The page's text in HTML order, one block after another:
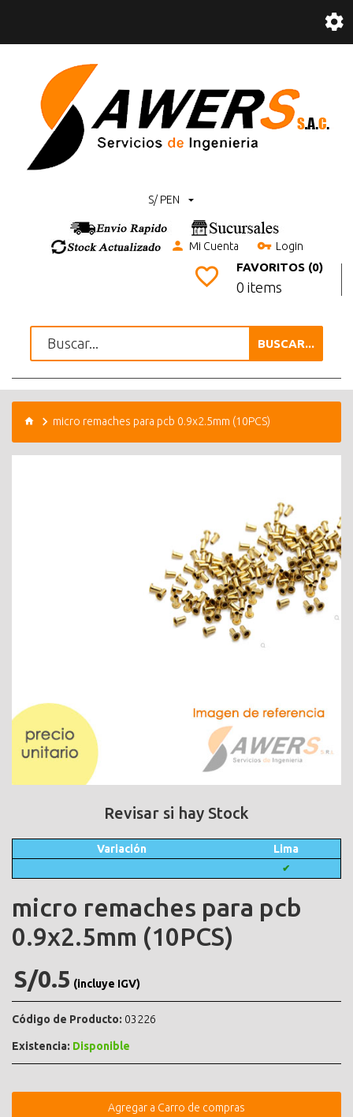
S/ PEN
Mi Cuenta Login
FAVORITOS (0)
0 items
BUSCAR...
micro remaches para pcb 0.9x2.5mm (10PCS)
Revisar si hay Stock
Variación Lima
✔
micro remaches para pcb
0.9x2.5mm (10PCS)
S/0.5 (incluye IGV)
Código de Producto: 03226
Existencia: Disponible
Agregar a Carro de compras